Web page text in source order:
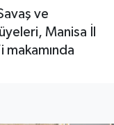
ve
Manisa İl
makamında